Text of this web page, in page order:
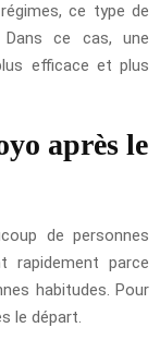
ce type de
ce cas, une
efficace et plus
après le
de personnes
rapidement parce
habitudes. Pour
le départ.